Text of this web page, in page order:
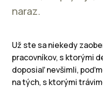
naraz.
Už ste sa niekedy
pracovníkov, s ktorými
doposiaľ nevšimli,
na tých, s ktorými